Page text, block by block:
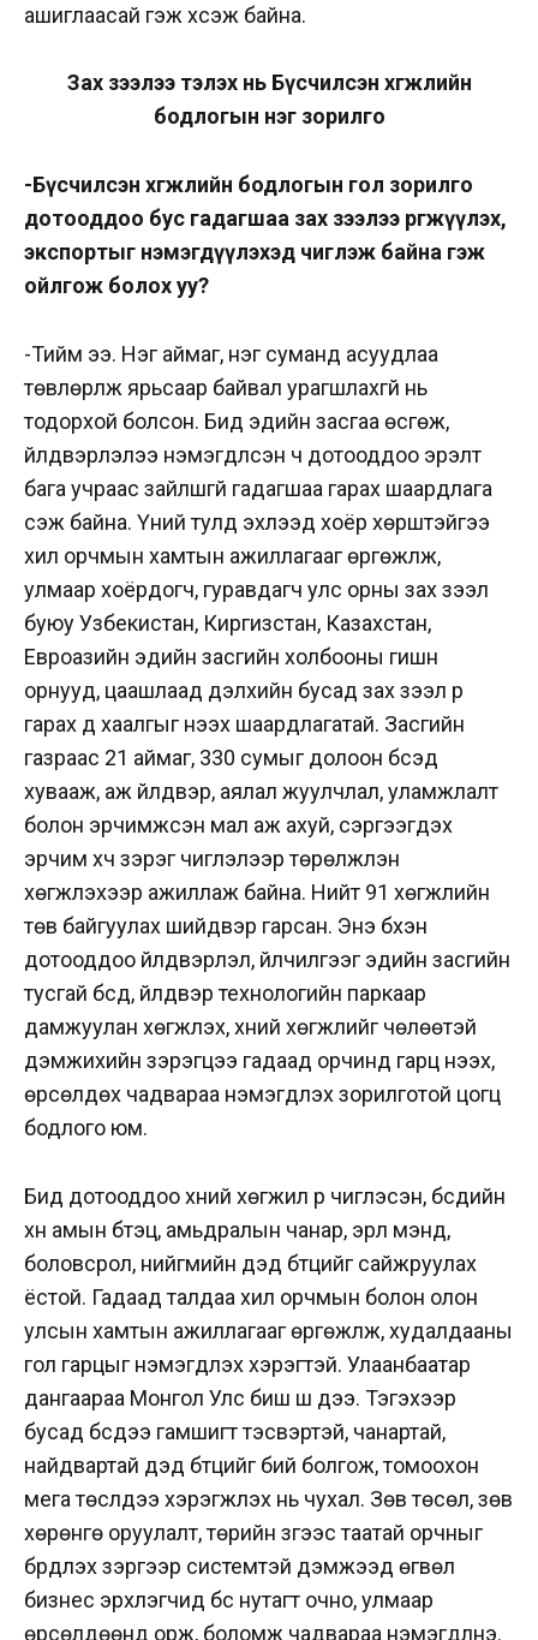
ашиглаасай гэж хүсэж байна.
Зах зээлээ тэлэх нь Бүсчилсэн хөгжлийн
бодлогын нэг зорилго
-Бүсчилсэн хөгжлийн бодлогын гол зорилго
дотооддоо бус гадагшаа зах зээлээ өргөжүүлэх,
экспортыг нэмэгдүүлэхэд чиглэж байна гэж
ойлгож болох уу?
-Тийм ээ. Нэг аймаг, нэг суманд асуудлаа
төвлөрүүлж ярьсаар байвал урагшлахгүй нь
тодорхой болсон. Бид эдийн засгаа өсгөж,
үйлдвэрлэлээ нэмэгдүүлсэн ч дотооддоо эрэлт
бага учраас зайлшгүй гадагшаа гарах шаардлага
үүсэж байна. Үүний тулд эхлээд хоёр хөрштэйгээ
хил орчмын хамтын ажиллагааг өргөжүүлж,
улмаар хоёрдогч, гуравдагч улс орны зах зээл
буюу Узбекистан, Киргизстан, Казахстан,
Евроазийн эдийн засгийн холбооны гишүүн
орнууд, цаашлаад дэлхийн бусад зах зээл рүү
гарах үүд хаалгыг нээх шаардлагатай. Засгийн
газраас 21 аймаг, 330 сумыг долоон бүсэд
хувааж, аж үйлдвэр, аялал жуулчлал, уламжлалт
болон эрчимжсэн мал аж ахуй, сэргээгдэх
эрчим хүч зэрэг чиглэлээр төрөлжүүлэн
хөгжүүлэхээр ажиллаж байна. Нийт 91 хөгжлийн
төв байгуулах шийдвэр гарсан. Энэ бүхэн
дотооддоо үйлдвэрлэл, үйлчилгээг эдийн засгийн
тусгай бүсүүд, үйлдвэр технологийн паркаар
дамжуулан хөгжүүлэх, хүний хөгжлийг чөлөөтэй
дэмжихийн зэрэгцээ гадаад орчинд гарц нээх,
өрсөлдөх чадвараа нэмэгдүүлэх зорилготой цогц
бодлого юм.
Бид дотооддоо хүний хөгжил рүү чиглэсэн, бүсүүдийн
хүн амын бүтэц, амьдралын чанар, эрүүл мэнд,
боловсрол, нийгмийн дэд бүтцийг сайжруулах
ёстой. Гадаад талдаа хил орчмын болон олон
улсын хамтын ажиллагааг өргөжүүлж, худалдааны
гол гарцыг нэмэгдүүлэх хэрэгтэй. Улаанбаатар
дангаараа Монгол Улс биш шүү дээ. Тэгэхээр
бусад бүсдээ гамшигт тэсвэртэй, чанартай,
найдвартай дэд бүтцийг бий болгож, томоохон
мега төслүүдээ хэрэгжүүлэх нь чухал. Зөв төсөл, зөв
хөрөнгө оруулалт, төрийн зүгээс таатай орчныг
бүрдүүлэх зэргээр системтэй дэмжээд өгвөл
бизнес эрхлэгчид бүс нутагт очно, улмаар
өрсөлдөөнд орж, боломж чадвараа нэмэгдүүлнэ.